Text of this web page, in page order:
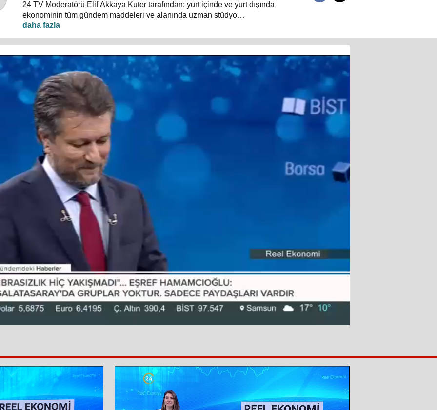
24 TV Moderatörü Elif Akkaya Kuter tarafından; yurt içinde ve yurt dışında
ekonominin tüm gündem maddeleri ve alanında uzman stüdyo
konuklarıyla sebep sonuç ilişkileri analiz ediliyor.